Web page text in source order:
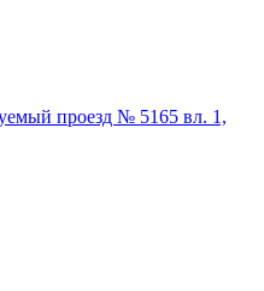
проезд № 5165 вл. 1,